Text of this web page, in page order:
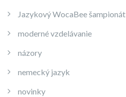
Jazykový WocaBee šampionát
moderné vzdelávanie
názory
nemecký jazyk
novinky